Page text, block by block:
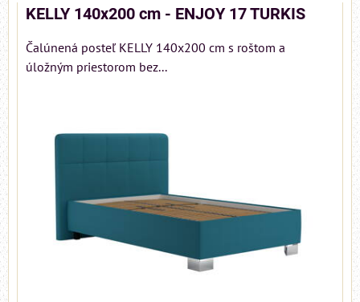
KELLY 140x200 cm - ENJOY 17 TURKIS
Čalúnená posteľ KELLY 140x200 cm s roštom a
úložným priestorom bez...